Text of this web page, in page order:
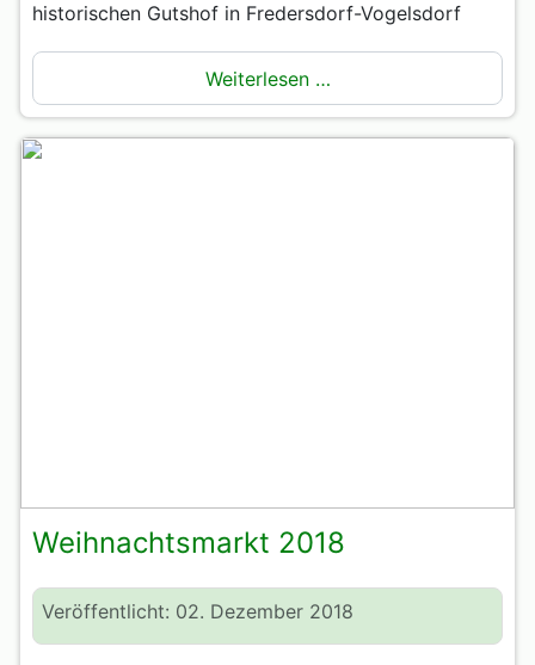
historischen Gutshof in Fredersdorf-Vogelsdorf
Weiterlesen …
Weihnachtsmarkt 2018
Veröffentlicht: 02. Dezember 2018